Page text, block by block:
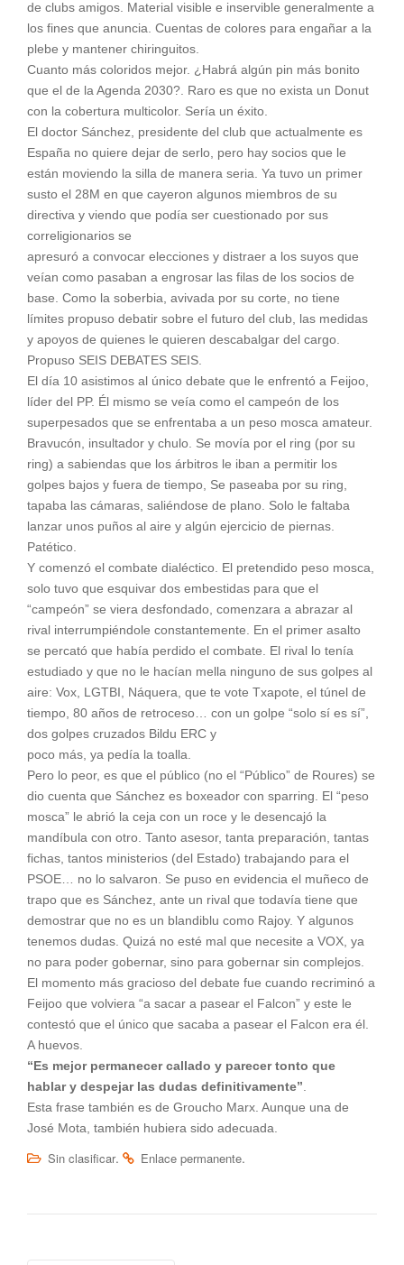
de clubs amigos. Material visible e inservible generalmente a
los fines que anuncia. Cuentas de colores para engañar a la
plebe y mantener chiringuitos.
Cuanto más coloridos mejor. ¿Habrá algún pin más bonito
que el de la Agenda 2030?. Raro es que no exista un Donut
con la cobertura multicolor. Sería un éxito.
El doctor Sánchez, presidente del club que actualmente es
España no quiere dejar de serlo, pero hay socios que le
están moviendo la silla de manera seria. Ya tuvo un primer
susto el 28M en que cayeron algunos miembros de su
directiva y viendo que podía ser cuestionado por sus
correligionarios se
apresuró a convocar elecciones y distraer a los suyos que
veían como pasaban a engrosar las filas de los socios de
base. Como la soberbia, avivada por su corte, no tiene
límites propuso debatir sobre el futuro del club, las medidas
y apoyos de quienes le quieren descabalgar del cargo.
Propuso SEIS DEBATES SEIS.
El día 10 asistimos al único debate que le enfrentó a Feijoo,
líder del PP. Él mismo se veía como el campeón de los
superpesados que se enfrentaba a un peso mosca amateur.
Bravucón, insultador y chulo. Se movía por el ring (por su
ring) a sabiendas que los árbitros le iban a permitir los
golpes bajos y fuera de tiempo, Se paseaba por su ring,
tapaba las cámaras, saliéndose de plano. Solo le faltaba
lanzar unos puños al aire y algún ejercicio de piernas.
Patético.
Y comenzó el combate dialéctico. El pretendido peso mosca,
solo tuvo que esquivar dos embestidas para que el
“campeón” se viera desfondado, comenzara a abrazar al
rival interrumpiéndole constantemente. En el primer asalto
se percató que había perdido el combate. El rival lo tenía
estudiado y que no le hacían mella ninguno de sus golpes al
aire: Vox, LGTBI, Náquera, que te vote Txapote, el túnel de
tiempo, 80 años de retroceso… con un golpe “solo sí es sí”,
dos golpes cruzados Bildu ERC y
poco más, ya pedía la toalla.
Pero lo peor, es que el público (no el “Público” de Roures) se
dio cuenta que Sánchez es boxeador con sparring. El “peso
mosca” le abrió la ceja con un roce y le desencajó la
mandíbula con otro. Tanto asesor, tanta preparación, tantas
fichas, tantos ministerios (del Estado) trabajando para el
PSOE… no lo salvaron. Se puso en evidencia el muñeco de
trapo que es Sánchez, ante un rival que todavía tiene que
demostrar que no es un blandiblu como Rajoy. Y algunos
tenemos dudas. Quizá no esté mal que necesite a VOX, ya
no para poder gobernar, sino para gobernar sin complejos.
El momento más gracioso del debate fue cuando recriminó a
Feijoo que volviera “a sacar a pasear el Falcon” y este le
contestó que el único que sacaba a pasear el Falcon era él.
A huevos.
“Es mejor permanecer callado y parecer tonto que
hablar y despejar las dudas definitivamente”
Esta frase también es de Groucho Marx. Aunque una de
José Mota, también hubiera sido adecuada.
Sin clasificar. Enlace permanente.